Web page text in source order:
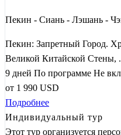
Пекин - Сиань - Лэшань -
Пекин: Запретный Город.
Великой Китайской Стены,
9 дней По программе Не
от 1 990 USD
Подробнее
Индивидуальный тур
Этот тур организуется